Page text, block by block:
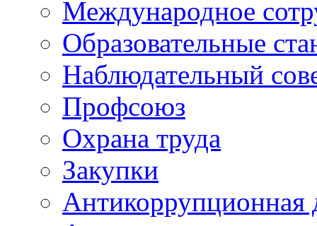
Международное
Образовательные
Наблюдательный
Профсоюз
Охрана труда
Закупки
Антикоррупционная